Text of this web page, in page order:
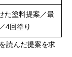
た塗料提案／最
4回塗り
読んだ提案を求